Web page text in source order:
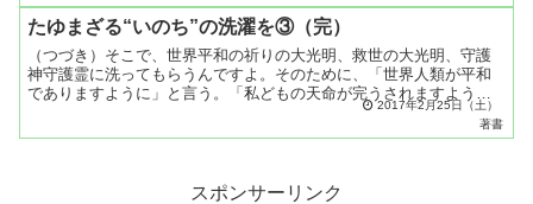
たゆまざる“いのち”の洗濯を③（完）
（つづき）そこで、世界平和の祈りの大光明、救世の大光明、守護
神守護霊に洗ってもらうんですよ。そのために、「世界人類が平和
でありますように」と言う。「私どもの天命が完うされますよう
に」と言う。「自分の魂を洗ってもらうと同時に、世界人類の魂を
2017年2月25日（土）
著書
スポンサーリンク